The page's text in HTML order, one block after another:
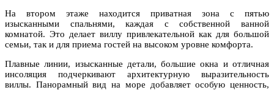
На втором этаже находится приватная зона с пятью
изысканными спальнями, каждая с собственной ванной
комнатой. Это делает виллу привлекательной как для большой
семьи, так и для приема гостей на высоком уровне комфорта.
Плавные линии, изысканные детали, большие окна и отличная
инсоляция подчеркивают архитектурную выразительность
виллы. Панорамный вид на море добавляет особую ценность,